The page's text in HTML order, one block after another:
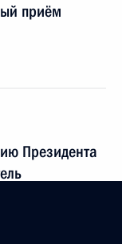
приём
Президента